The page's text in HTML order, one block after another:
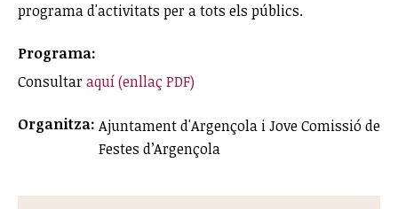
programa d'activitats per a tots els públics.
Programa:
Consultaraquí (enllaç PDF)
Organitza: Ajuntament d'Argençola i Jove Comissió de
Festes d’Argençola